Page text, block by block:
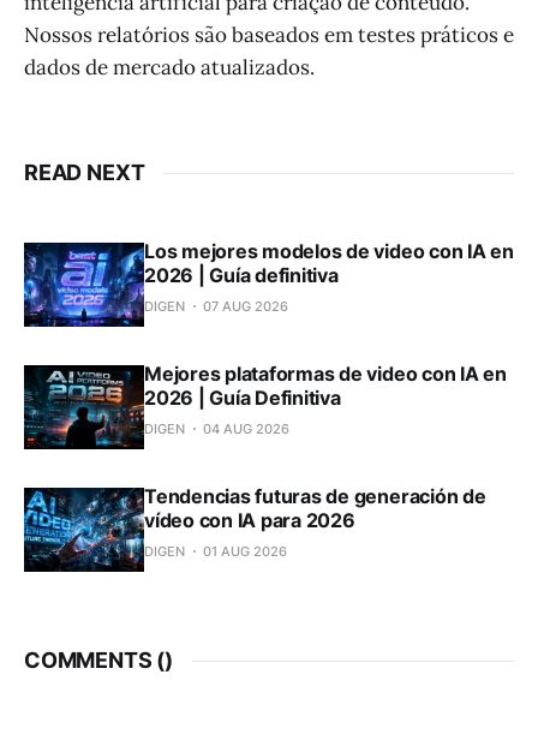
Nossos relatórios são baseados em testes práticos e
dados de mercado atualizados.
READ NEXT
Los mejores modelos de video con IA en
2026 | Guía definitiva
DIGEN 07 AUG 2026
Mejores plataformas de video con IA en
2026 | Guía Definitiva
DIGEN 04 AUG 2026
Tendencias futuras de generación de
vídeo con IA para 2026
DIGEN 01 AUG 2026
COMMENTS ()